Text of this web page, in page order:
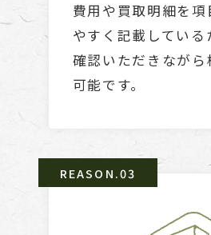
費用や買取明細を項
やすく記載してい
確認いただきなが
可能です。